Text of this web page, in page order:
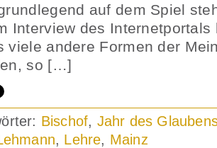
auf dem Spiel
Interview des
viele andere Formen der
so […]
Bischof, Jahr des
, Lehre, Mainz